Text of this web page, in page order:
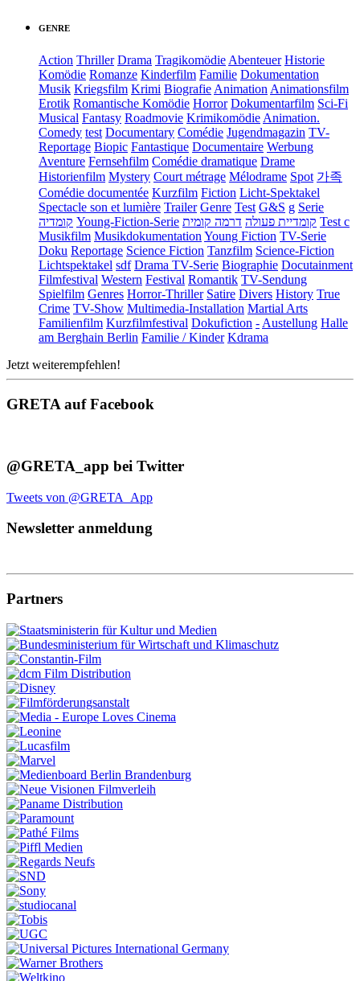
GENRE
Action Thriller Drama Tragikomödie Abenteuer Historie
Komödie Romanze Kinderfilm Familie Dokumentation
Musik Kriegsfilm Krimi Biografie Animation Animationsfilm
Erotik Romantische Komödie Horror Dokumentarfilm Sci-Fi
Musical Fantasy Roadmovie Krimikomödie Animation.
Comedy test Documentary Comédie Jugendmagazin TV-
Reportage Biopic Fantastique Documentaire Werbung
Aventure Fernsehfilm Comédie dramatique Drame
Historienfilm Mystery Court métrage Mélodrame Spot 가족
Comédie documentée Kurzfilm Fiction Licht-Spektakel
Spectacle son et lumière Trailer Genre Test G&S g Serie
קומדיה Young-Fiction-Serie קומדיית פעולה דרמה קומית
Test c
Musikfilm Musikdokumentation Young Fiction TV-Serie
Doku Reportage Science Fiction Tanzfilm Science-Fiction
Lichtspektakel sdf Drama TV-Serie Biographie Docutainment
Filmfestival Western Festival Romantik TV-Sendung
Spielfilm Genres Horror-Thriller Satire Divers History True
Crime TV-Show Multimedia-Installation Martial Arts
Familienfilm Kurzfilmfestival Dokufiction - Austellung Halle
am Berghain Berlin Familie / Kinder Kdrama
Jetzt weiterempfehlen!
GRETA auf Facebook
@GRETA_app bei Twitter
Tweets von @GRETA_App
Newsletter anmeldung
Partners